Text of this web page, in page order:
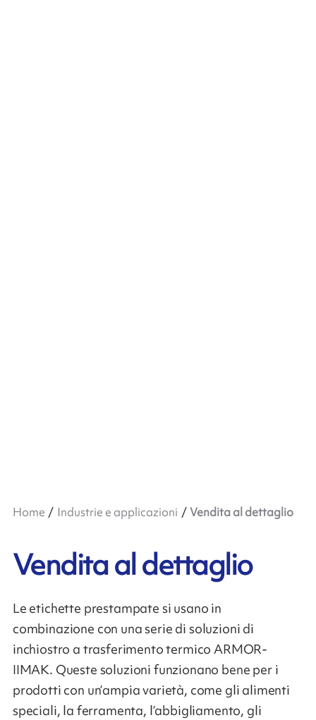
Home Industrie e applicazioni Vendita al dettaglio
Vendita al dettaglio
Le etichette prestampate si usano in
combinazione con una serie di soluzioni di
inchiostro a trasferimento termico ARMOR-
IIMAK. Queste soluzioni funzionano bene per i
prodotti con un’ampia varietà, come gli alimenti
speciali, la ferramenta, l’abbigliamento, gli